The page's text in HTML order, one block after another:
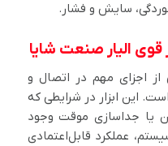
سایش و فشار.
الیار صنعت شایا
از اجزای مهم در اتصال و
این ابزار در شرایطی که
یا جداسازی موقت وجود
عملکرد قابل‌اعتمادی